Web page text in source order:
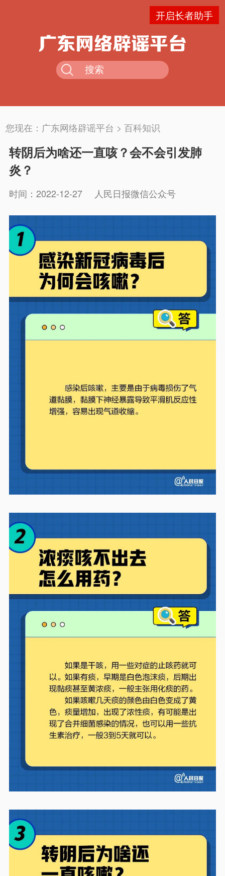
开启长者助手
您现在： 广东网络辟谣平台 >百科知识
转阴后为啥还一直咳？会不会引发肺
炎？
时间：2022-12-27 人民日报微信公众号